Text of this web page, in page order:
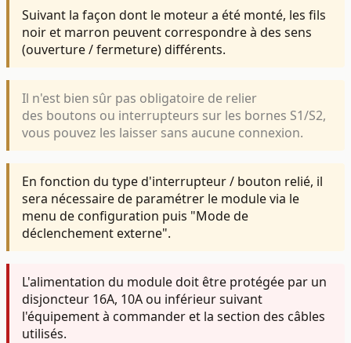
Suivant la façon dont le moteur a été monté, les fils
noir et marron peuvent correspondre à des sens
(ouverture / fermeture) différents.
Il n'est bien sûr pas obligatoire de relier
des boutons ou interrupteurs sur les bornes S1/S2,
vous pouvez les laisser sans aucune connexion.
En fonction du type d'interrupteur / bouton relié, il
sera nécessaire de paramétrer le module via le
menu de configuration puis "Mode de
déclenchement externe".
L'alimentation du module doit être protégée par un
disjoncteur 16A, 10A ou inférieur suivant
l'équipement à commander et la section des câbles
utilisés.